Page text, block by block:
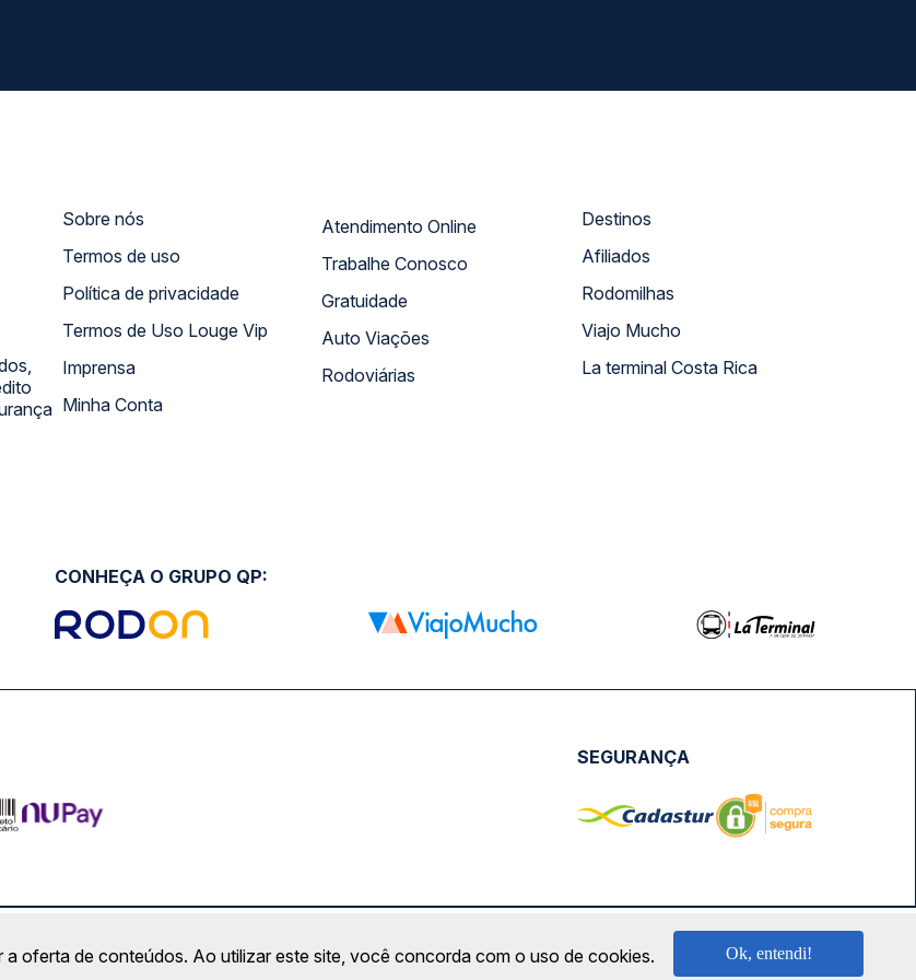
Sobre nós
Termos de uso
Política de privacidade
Termos de Uso Louge Vip
Imprensa
Minha Conta
Atendimento Online
Trabalhe Conosco
Gratuidade
Auto Viações
Rodoviárias
Destinos
Afiliados
Rodomilhas
Viajo Mucho
La terminal Costa Rica
CONHEÇA O GRUPO QP:
SEGURANÇA
Alphaville, Barueri - SP | CEP: 06453-038 | CNPJ: 18.087.991/0001-57 | saconibus@queropassagem.com.br
oferta de conteúdos. Ao utilizar este site, você concorda com o uso de cookies. Ok, entendi!